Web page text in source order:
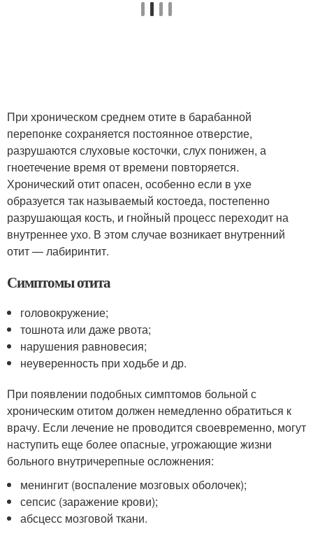
При хроническом среднем отите в барабанной
перепонке сохраняется постоянное отверстие,
разрушаются слуховые косточки, слух понижен, а
гноетечение время от времени повторяется.
Хронический отит опасен, особенно если в ухе
образуется так называемый костоеда, постепенно
разрушающая кость, и гнойный процесс переходит на
внутреннее ухо. В этом случае возникает внутренний
отит — лабиринтит.
Симптомы отита
головокружение;
тошнота или даже рвота;
нарушения равновесия;
неуверенность при ходьбе и др.
При появлении подобных симптомов больной с
хроническим отитом должен немедленно обратиться к
врачу. Если лечение не проводится своевременно, могут
наступить еще более опасные, угрожающие жизни
больного внутричерепные осложнения:
менингит (воспаление мозговых оболочек);
сепсис (заражение крови);
абсцесс мозговой ткани.